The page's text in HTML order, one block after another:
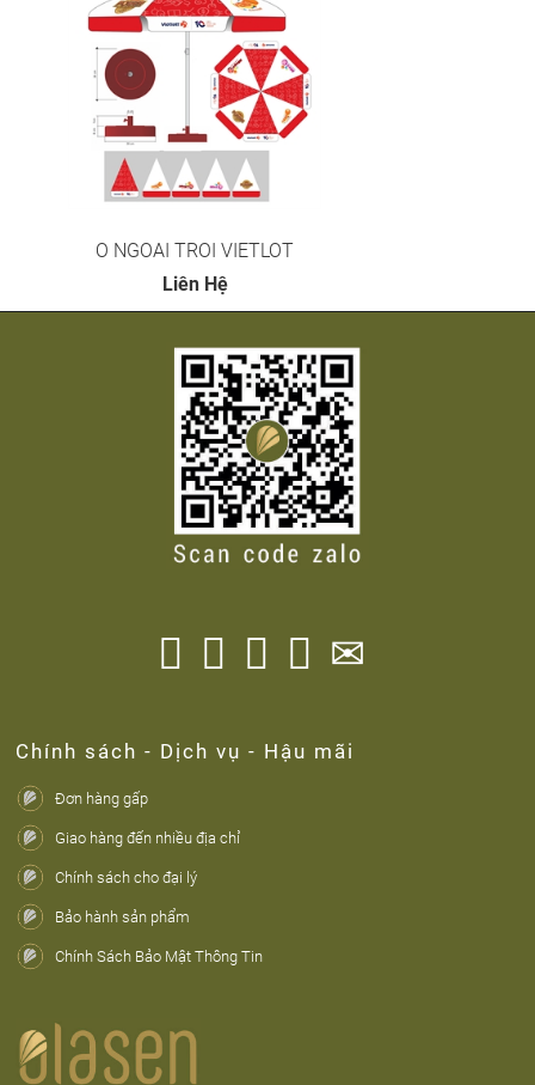
O NGOAI TROI VIETLOT
Liên Hệ
    ✉
Chính sách - Dịch vụ - Hậu mãi
Đơn hàng gấp
Giao hàng đến nhiều địa chỉ
Chính sách cho đại lý
Bảo hành sản phẩm
Chính Sách Bảo Mật Thông Tin